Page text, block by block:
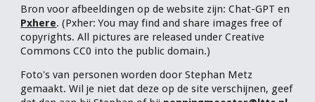
Bron voor afbeeldingen op de website zijn:Chat-GPT en
Pxhere. (Pxher:You may find and share images free of
copyrights. All pictures are released under Creative
Commons CC0 into the public domain.)
Foto's van personen worden door Stephan Metz
gemaakt. Wil je niet dat deze op de site verschijnen, geef